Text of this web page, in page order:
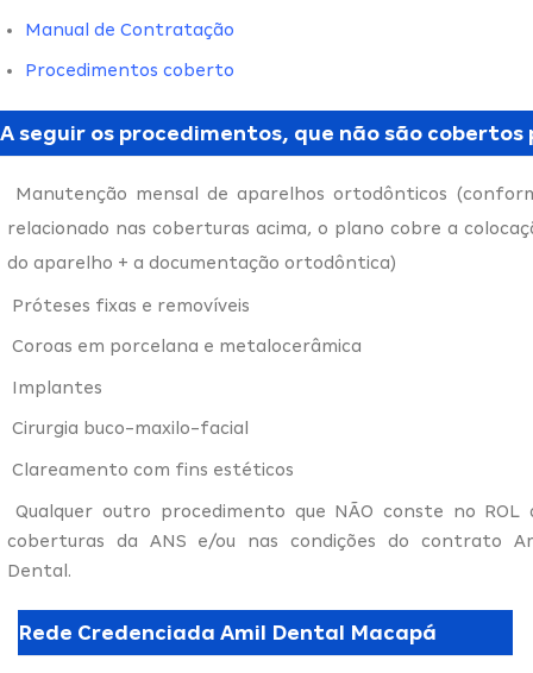
Manual de Contratação
Procedimentos coberto
A seguir os procedimentos, que não são cobertos
Manutenção mensal de aparelhos ortodônticos
relacionado nas coberturas acima, o plano cobre a
do aparelho + a documentação ortodôntica)
Próteses fixas e removíveis
Coroas em porcelana e metalocerâmica
Implantes
Cirurgia buco-maxilo-facial
Clareamento com fins estéticos
Qualquer outro procedimento que NÃO conste no ROL
coberturas da ANS e/ou nas condições do contrato
Dental.
Rede Credenciada Amil Dental Macapá